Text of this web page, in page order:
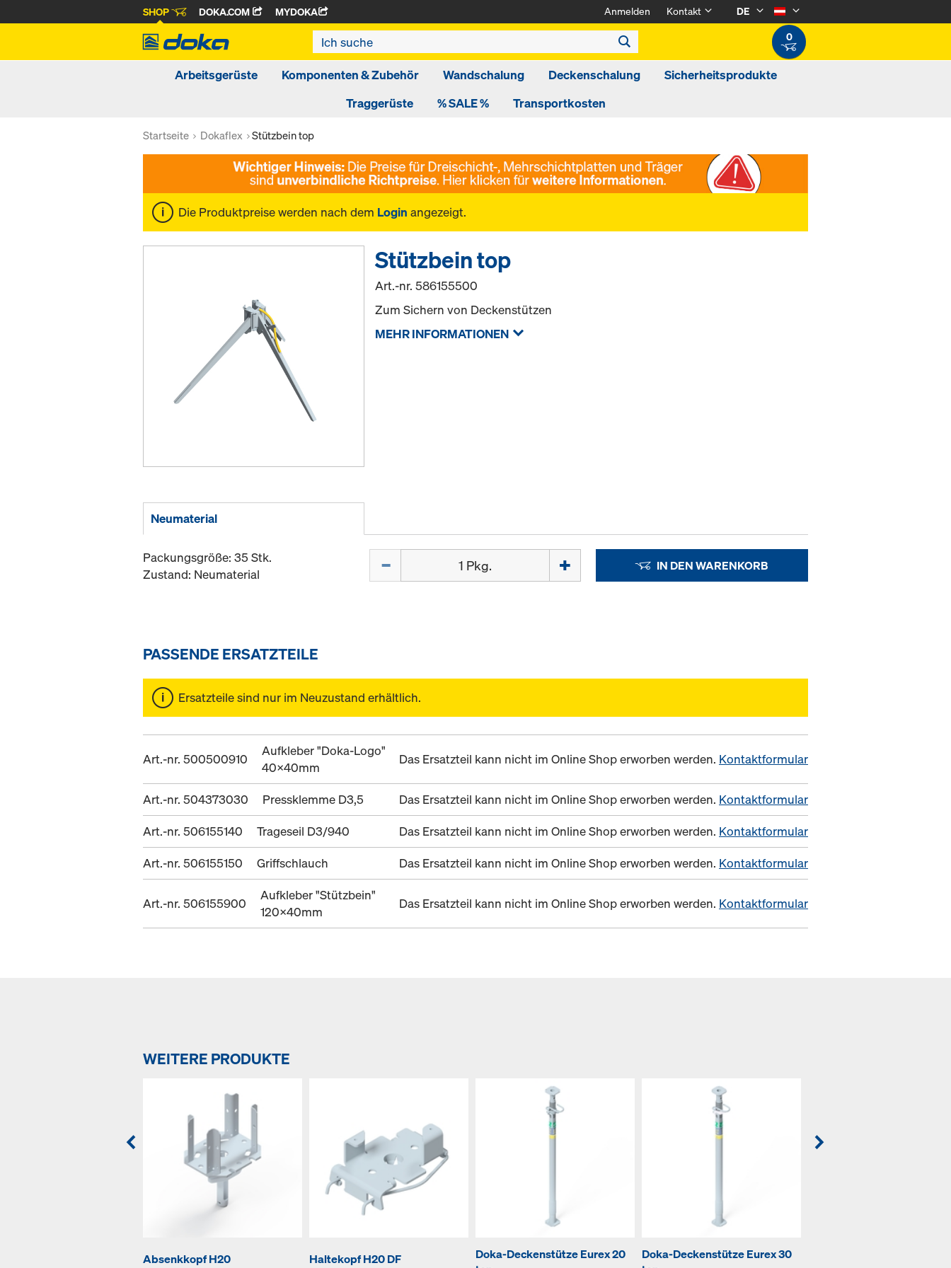
SHOP DOKA.COM MYDOKA Anmelden Kontakt
DE
0
Arbeitsgerüste Komponenten & Zubehör Wandschalung Deckenschalung
Sicherheitsprodukte
Traggerüste
% SALE % Transportkosten
Startseite Dokaflex Stützbein top
Die Produktpreise werden nach dem Login angezeigt.
Stützbein top
Art.-nr.586155500
Zum Sichern von Deckenstützen
MEHR INFORMATIONEN
Neumaterial
Packungsgröße: 35 Stk.
Zustand: Neumaterial
IN DEN WARENKORB
PASSENDE ERSATZTEILE
Ersatzteile sind nur im Neuzustand erhältlich.
Art.-nr. 500500910
Aufkleber "Doka-Logo"
40x40mm
Das Ersatzteil kann nicht im Online Shop erworben werden. Kontaktformular
Art.-nr. 504373030 Pressklemme D3,5 Das Ersatzteil kann nicht im Online Shop erworben werden. Kontaktformular
Art.-nr. 506155140
Trageseil D3/940 Das Ersatzteil kann nicht im Online Shop erworben werden. Kontaktformular
Art.-nr. 506155150
Griffschlauch Das Ersatzteil kann nicht im Online Shop erworben werden. Kontaktformular
Art.-nr. 506155900
Aufkleber "Stützbein"
120x40mm
Das Ersatzteil kann nicht im Online Shop erworben werden. Kontaktformular
WEITERE PRODUKTE
Absenkkopf H20 Haltekopf H20 DF
Doka-Deckenstütze Eurex 20
Doka-Deckenstütze Eurex 30